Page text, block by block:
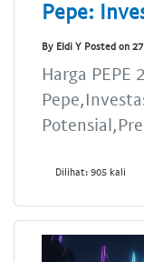
Pepe:
By Eldi Y Posted on
Harga PEPE
Dilihat: 905 kali